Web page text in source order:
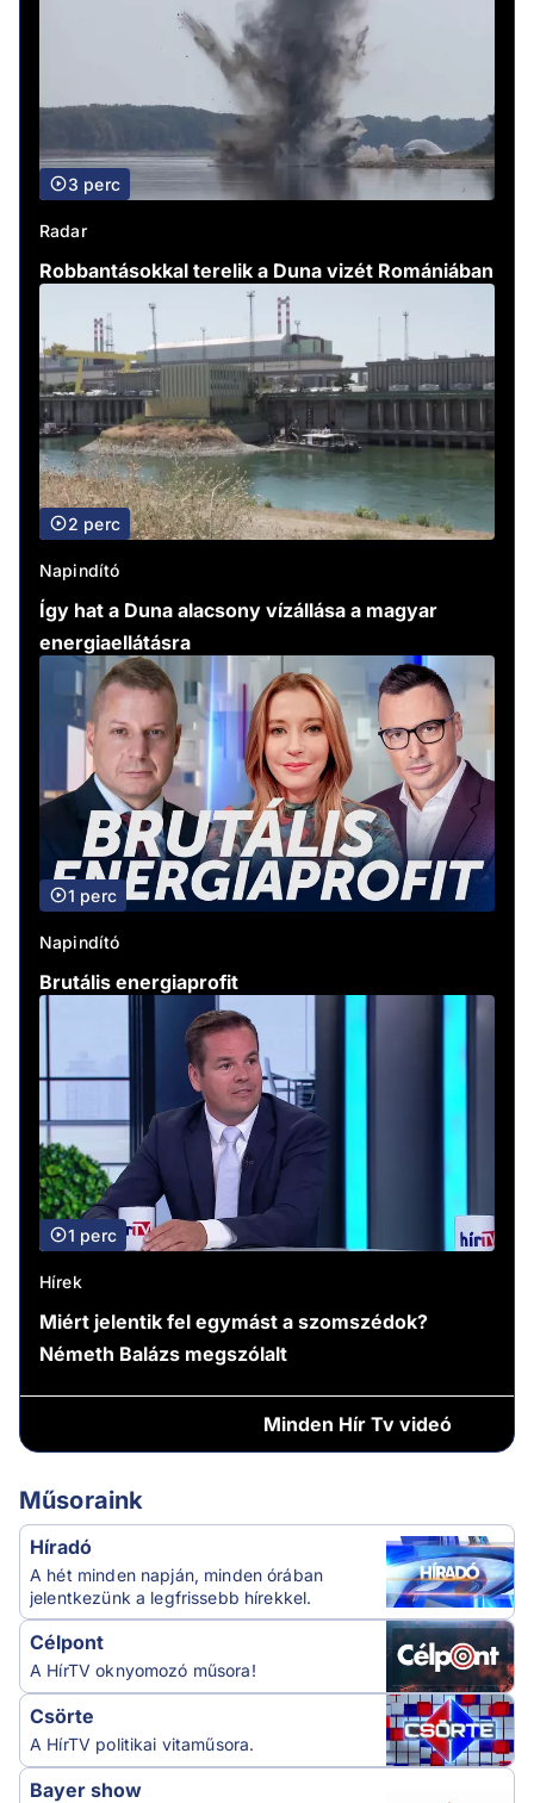
3 perc
Radar
Robbantásokkal terelik a Duna vizét Romániában
2 perc
Napindító
Így hat a Duna alacsony vízállása a magyar
energiaellátásra
1 perc
Napindító
Brutális energiaprofit
1 perc
Hírek
Miért jelentik fel egymást a szomszédok?
Németh Balázs megszólalt
Minden Hír Tv videó
Műsoraink
Híradó
A hét minden napján, minden órában
jelentkezünk a legfrissebb hírekkel.
Célpont
A HírTV oknyomozó műsora!
Csörte
A HírTV politikai vitaműsora.
Bayer show